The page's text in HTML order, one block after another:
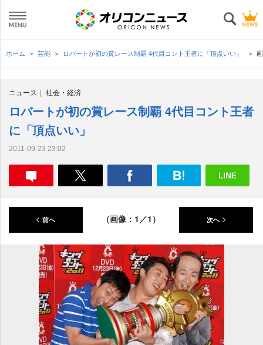
ホーム 芸能 ロバートが初の賞レース制覇 4代目コント王者に「頂点いい」
ニュース 社会・経済
ロバートが初の賞レース制覇 4代目コント王者
に「頂点いい」
2011-09-23 23:02
前へ （画像：1／1） 次へ